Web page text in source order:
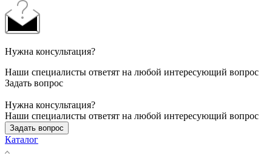
Нужна консультация?
Наши специалисты ответят на любой интересующий вопрос
Задать вопрос
Нужна консультация?
Наши специалисты ответят на любой интересующий вопрос
Задать вопрос
Каталог